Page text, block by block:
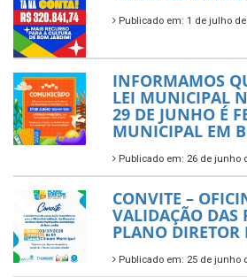
Publicado em: 1 de julho de
INFORMAMOS
LEI MUNICIPAL
29 DE JUNHO É
MUNICIPAL EM
Publicado em: 26 de junho
CONVITE –
VALIDAÇÃO DAS
PLANO DIRETOR
Publicado em: 25 de junho